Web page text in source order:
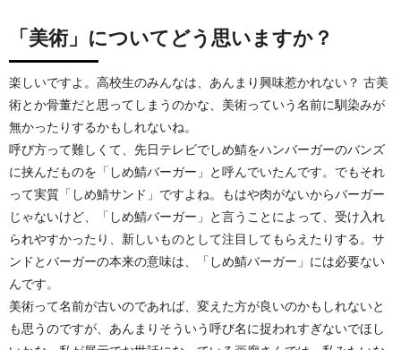
「美術」についてどう思いますか？
楽しいですよ。高校生のみんなは、あんまり興味惹かれない？ 古美
術とか骨董だと思ってしまうのかな、美術っていう名前に馴染みが
無かったりするかもしれないね。
呼び方って難しくて、先日テレビでしめ鯖をハンバーガーのバンズ
に挟んだものを「しめ鯖バーガー」と呼んでいたんです。でもそれ
って実質「しめ鯖サンド」ですよね。もはや肉がないからバーガー
じゃないけど、「しめ鯖バーガー」と言うことによって、受け入れ
られやすかったり、新しいものとして注目してもらえたりする。サ
ンドとバーガーの本来の意味は、「しめ鯖バーガー」には必要ない
んです。
美術って名前が古いのであれば、変えた方が良いのかもしれないと
も思うのですが、あんまりそういう呼び名に捉われすぎないでほし